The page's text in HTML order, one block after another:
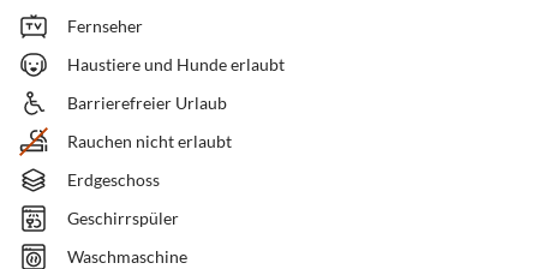
Fernseher
Haustiere und Hunde erlaubt
Barrierefreier Urlaub
Rauchen nicht erlaubt
Erdgeschoss
Geschirrspüler
Waschmaschine